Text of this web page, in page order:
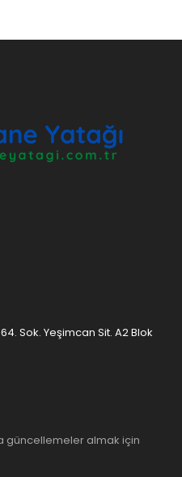
Sok. Yeşimcan Sit. A2 Blok
güncellemeler almak için